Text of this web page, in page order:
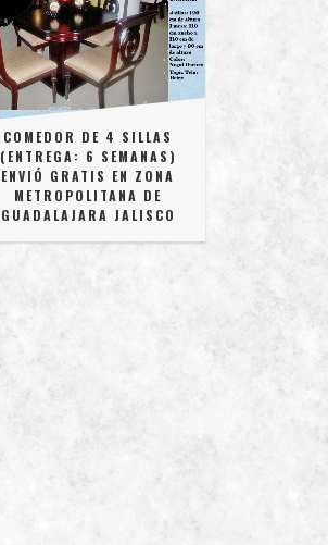
COMEDOR DE 4 SILLAS
(ENTREGA: 6 SEMANAS)
ENVIÓ GRATIS EN ZONA
METROPOLITANA DE
GUADALAJARA JALISCO